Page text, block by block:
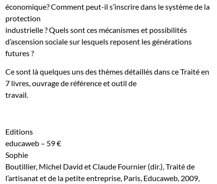
économique? Comment peut-il s’inscrire dans le système de la
protection
industrielle ? Quels sont ces mécanismes et possibilités
d’ascension sociale sur lesquels reposent les générations
futures ?
Ce sont là quelques uns des thèmes détaillés dans ce Traité en
7 livres, ouvrage de référence et outil de
travail.
Editions
educaweb – 59 €
Sophie
Boutillier, Michel David et Claude Fournier (dir.), Traité de
l’artisanat et de la petite entreprise, Paris, Educaweb, 2009,